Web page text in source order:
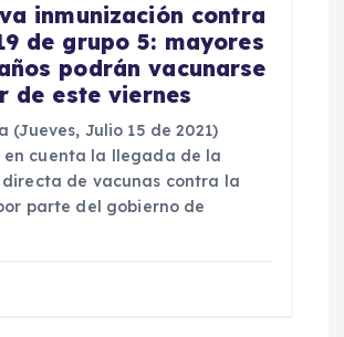
inmunización contra
de grupo 5: mayores
podrán vacunarse
de este viernes
(Jueves, Julio 15 de 2021)
en cuenta la llegada de la
de vacunas contra la
parte del gobierno de